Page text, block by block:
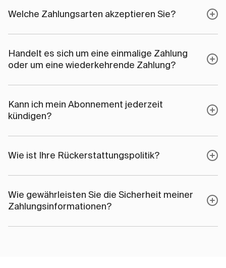
Welche Zahlungsarten akzeptieren Sie?
Handelt es sich um eine einmalige Zahlung
oder um eine wiederkehrende Zahlung?
Kann ich mein Abonnement jederzeit
kündigen?
Wie ist Ihre Rückerstattungspolitik?
Wie gewährleisten Sie die Sicherheit meiner
Zahlungsinformationen?